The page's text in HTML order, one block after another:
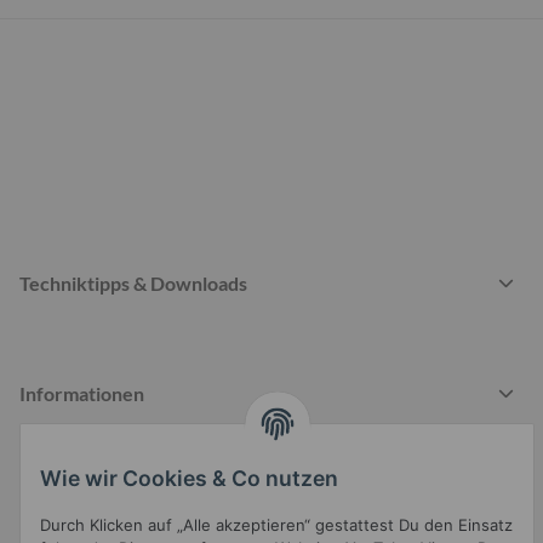
Techniktipps & Downloads
Informationen
Wie wir Cookies & Co nutzen
Durch Klicken auf „Alle akzeptieren“ gestattest Du den Einsatz